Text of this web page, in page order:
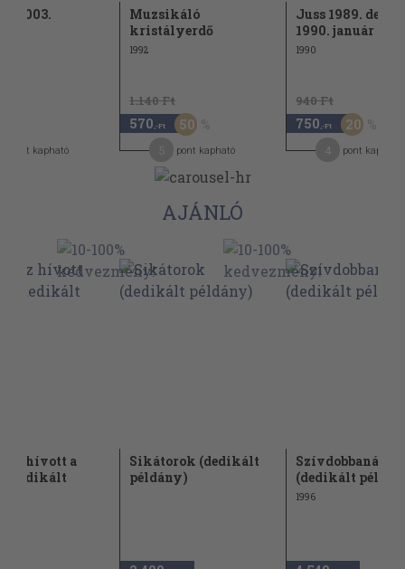
2003.
pont kapható
Muzsikáló
kristályerdő
1992
1.140 Ft
570 ,-Ft 50
pont kapható
Juss 1989.
1990. január
1990
940 Ft
750 ,-Ft 20
pont kapható
AJÁNLÓ
hívott a
(dedikált
Sikátorok (dedikált
példány)
Szívdobbanás
(dedikált
1996